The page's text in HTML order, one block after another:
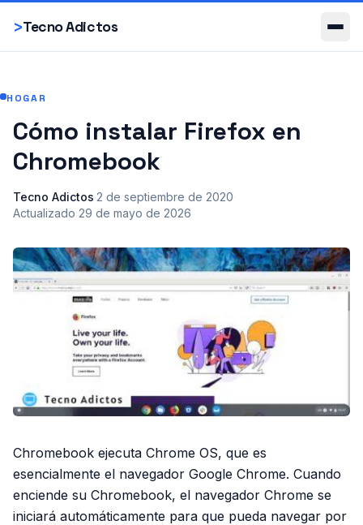
>Tecno Adictos
Smartphones
HOGAR
Cómo instalar Firefox en
Chromebook
Tecno Adictos·2 de septiembre de 2020·
Actualizado 29 de mayo de 2026
Chromebook ejecuta Chrome OS, que es
esencialmente el navegador Google Chrome. Cuando
enciende su Chromebook, el navegador Chrome se
iniciará automáticamente para que pueda navegar por